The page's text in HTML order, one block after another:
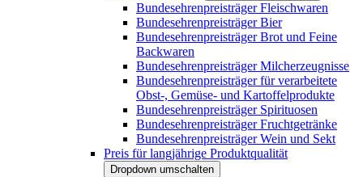
Bundesehrenpreisträger Fleischwaren
Bundesehrenpreisträger Bier
Bundesehrenpreisträger Brot und Feine
Backwaren
Bundesehrenpreisträger Milcherzeugnisse
Bundesehrenpreisträger für verarbeitete
Obst-, Gemüse- und Kartoffelprodukte
Bundesehrenpreisträger Spirituosen
Bundesehrenpreisträger Fruchtgetränke
Bundesehrenpreisträger Wein und Sekt
Preis für langjährige Produktqualität
Dropdown umschalten